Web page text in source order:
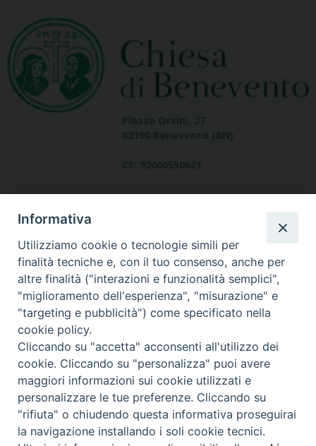
Dove siamo
contatti
Area riservata
© Copyright 2017
Informativa
Utilizziamo cookie o tecnologie simili per
finalità tecniche e, con il tuo consenso, anche per
altre finalità ("interazioni e funzionalità semplici",
"miglioramento dell'esperienza", "misurazione" e
"targeting e pubblicità") come specificato nella
cookie policy.
Cliccando su "accetta" acconsenti all'utilizzo dei
cookie. Cliccando su "personalizza" puoi avere
maggiori informazioni sui cookie utilizzati e
personalizzare le tue preferenze. Cliccando su
"rifiuta" o chiudendo questa informativa proseguirai
la navigazione installando i soli cookie tecnici.